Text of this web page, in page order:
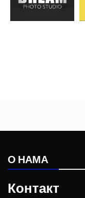
О НАМА
Контакт